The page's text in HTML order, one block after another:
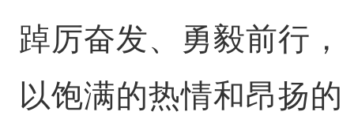
踔厉奋发、勇毅前行，
以饱满的热情和昂扬的